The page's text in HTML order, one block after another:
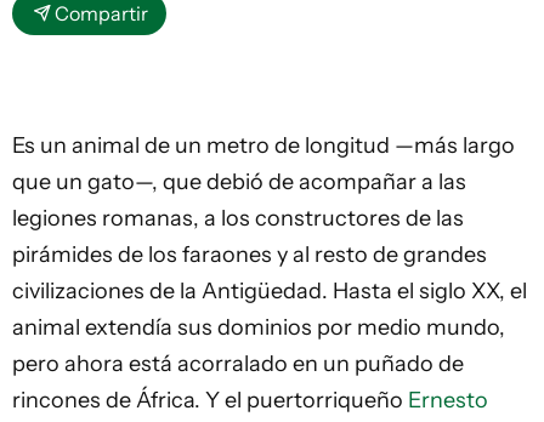
Compartir
Es un animal de un metro de longitud —más largo
que un gato—, que debió de acompañar a las
legiones romanas, a los constructores de las
pirámides de los faraones y al resto de grandes
civilizaciones de la Antigüedad. Hasta el siglo XX, el
animal extendía sus dominios por medio mundo,
pero ahora está acorralado en un puñado de
rincones de África. Y el puertorriqueño Ernesto